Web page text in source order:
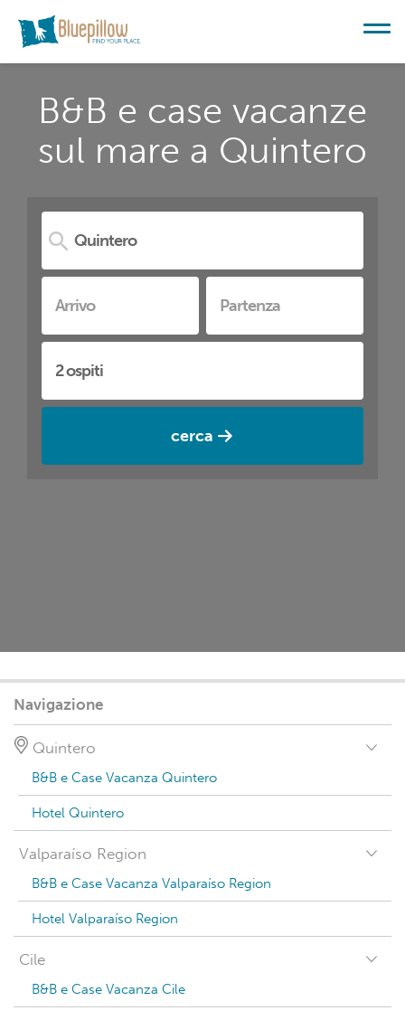
B&B e case vacanze
sul mare a Quintero
cerca
Navigazione
Quintero
B&B e Case Vacanza Quintero
Hotel Quintero
Valparaíso Region
B&B e Case Vacanza Valparaíso Region
Hotel Valparaíso Region
Cile
B&B e Case Vacanza Cile